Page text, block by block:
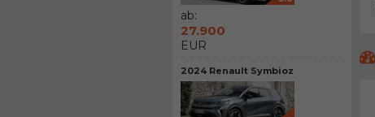
ab:
27.900
EUR
2024 Renault Symbioz